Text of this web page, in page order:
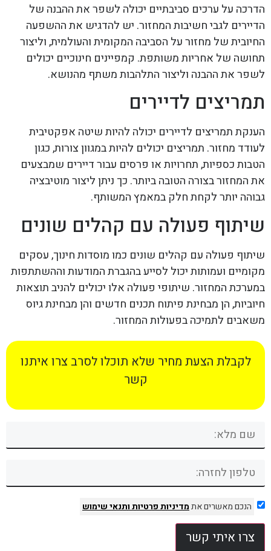
הדרכה על ערכים סביבתיים יכולה לשפר את ההבנה של
הדיירים לגבי חשיבות המחזור. יש להדגיש את ההשפעה
החיובית של מחזור על הסביבה המקומית והעולמית, וליצור
תחושה של אחריות משותפת. קמפיינים חינוכיים יכולים
לשפר את ההבנה וליצור התלהבות משתף מהנושא.
תמריצים לדיירים
הענקת תמריצים לדיירים יכולה להיות שיטה אפקטיבית
לעודד מחזור. תמריצים יכולים להיות במגוון צורות, כגון
הטבות כספיות, תחרויות או פרסים עבור דיירים שמבצעים
את המחזור בצורה הטובה ביותר. כך ניתן ליצור מוטיבציה
גבוהה יותר לקחת חלק במאמץ המשותף.
שיתוף פעולה עם קהלים שונים
שיתוף פעולה עם קהלים שונים כמו מוסדות חינוך, עסקים
מקומיים ועמותות יכול לסייע בהגברת המודעות וההשתתפות
במערכת המחזור. שיתופי פעולה אלו יכולים להניב תוצאות
חיוביות, הן מבחינת פיתוח תכנים חדשים והן מבחינת גיוס
משאבים לתמיכה בפעולות המחזור.
לקבלת הצעת מחיר שלא תוכלו לסרב צרו איתנו
קשר
הנכם מאשרים אתמדיניות פרטיותותנאי שימוש
צרו איתי קשר